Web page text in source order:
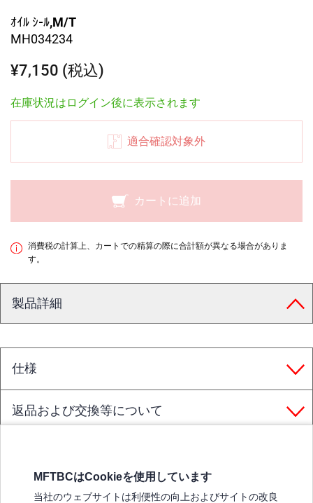
ｵｲﾙ ｼ-ﾙ,M/T
MH034234
¥7,150 (税込)
在庫状況はログイン後に表示されます
適合確認対象外
カートに追加
消費税の計算上、カートでの精算の際に合計額が異なる場合がありま
す。
製品詳細
仕様
返品および交換等について
MFTBCはCookieを使用しています
当社のウェブサイトは利便性の向上およびサイトの改良